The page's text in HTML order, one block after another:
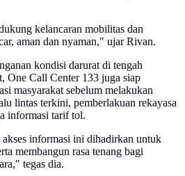
kelancaran mobilitas dan
aman dan nyaman," ujar Rivan.
kondisi darurat di tengah
One Call Center 133 juga siap
masyarakat sebelum melakukan
lintas terkini, pemberlakuan rekayasa
informasi tarif tol.
informasi ini dihadirkan untuk
membangun rasa tenang bagi
tegas dia.